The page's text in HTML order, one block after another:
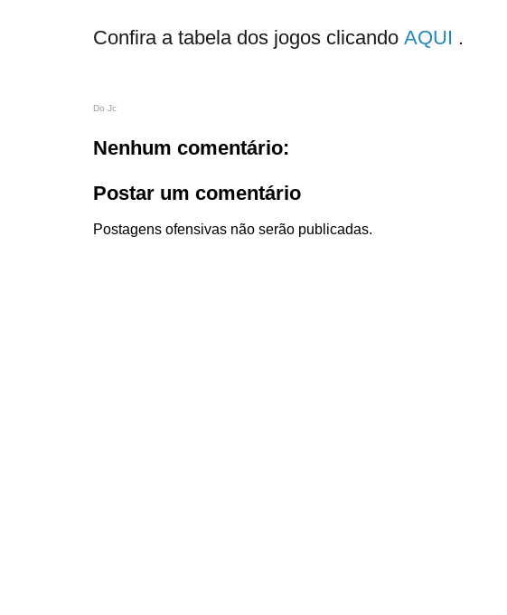
Confira a tabela dos jogos clicando AQUI .
Do Jc
Nenhum comentário:
Postar um comentário
Postagens ofensivas não serão publicadas.